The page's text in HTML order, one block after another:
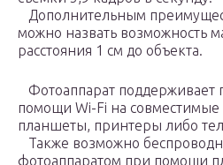
Дополнительным
можно назвать возможность
расстояния 1 см до объекта.
Фотоаппарат поддерживает
помощи Wi-Fi на
планшеты, принтеры либо
Также возможно
фотоаппаратом при помощи